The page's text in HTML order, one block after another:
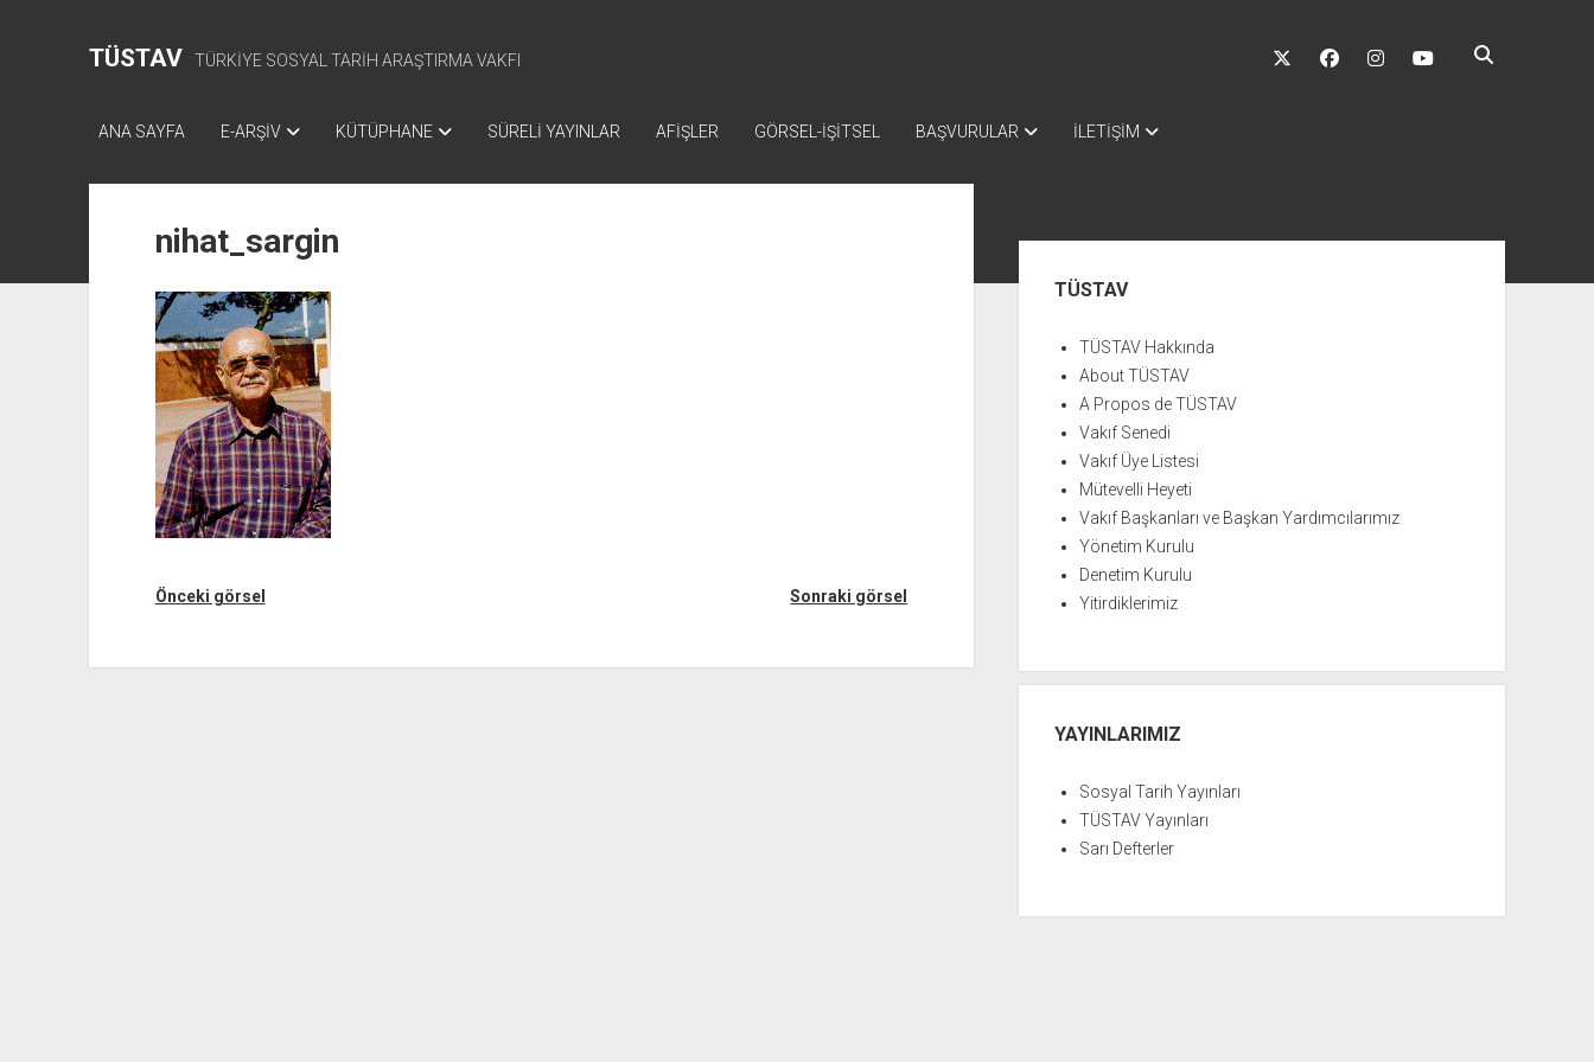
TÜSTAV TÜRKİYE SOSYAL TARİH ARAŞTIRMA VAKFI
twitter facebookinstagramyoutube
ANA SAYFA E-ARŞİV KÜTÜPHANE SÜRELİ YAYINLAR AFİŞLER GÖRSEL-İŞİTSEL BAŞVURULAR İLETİŞİM
nihat_sargin
Önceki görsel Sonraki görsel
MenüTÜSTAV
TÜSTAV Hakkında
About TÜSTAV
A Propos de TÜSTAV
Vakıf Senedi
Vakıf Üye Listesi
Mütevelli Heyeti
Vakıf Başkanları ve Başkan Yardımcılarımız
Yönetim Kurulu
Denetim Kurulu
Yitirdiklerimiz
YAYINLARIMIZ
Sosyal Tarih Yayınları
TÜSTAV Yayınları
Sarı Defterler